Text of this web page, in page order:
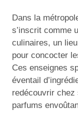
Dans la
s’inscrit comme
culinaires, un
pour concocter
Ces enseignes
éventail
redécouvrir
parfums